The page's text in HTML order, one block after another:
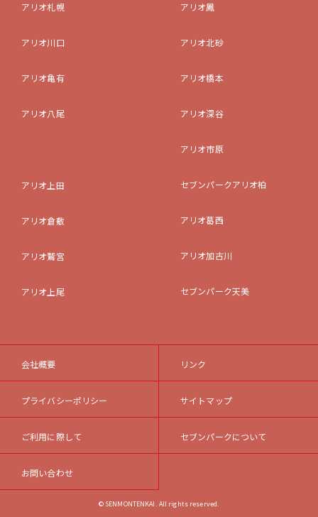
アリオ札幌
アリオ川口
アリオ亀有
アリオ八尾
アリオ上田
アリオ倉敷
アリオ鷲宮
アリオ上尾
アリオ鳳
アリオ北砂
アリオ橋本
アリオ深谷
アリオ市原
セブンパークアリオ柏
アリオ葛西
アリオ加古川
セブンパーク天美
会社概要
プライバシーポリシー
ご利用に際して
お問い合わせ
リンク
サイトマップ
セブンパークについて
© SENMONTENKAI. All rights reserved.